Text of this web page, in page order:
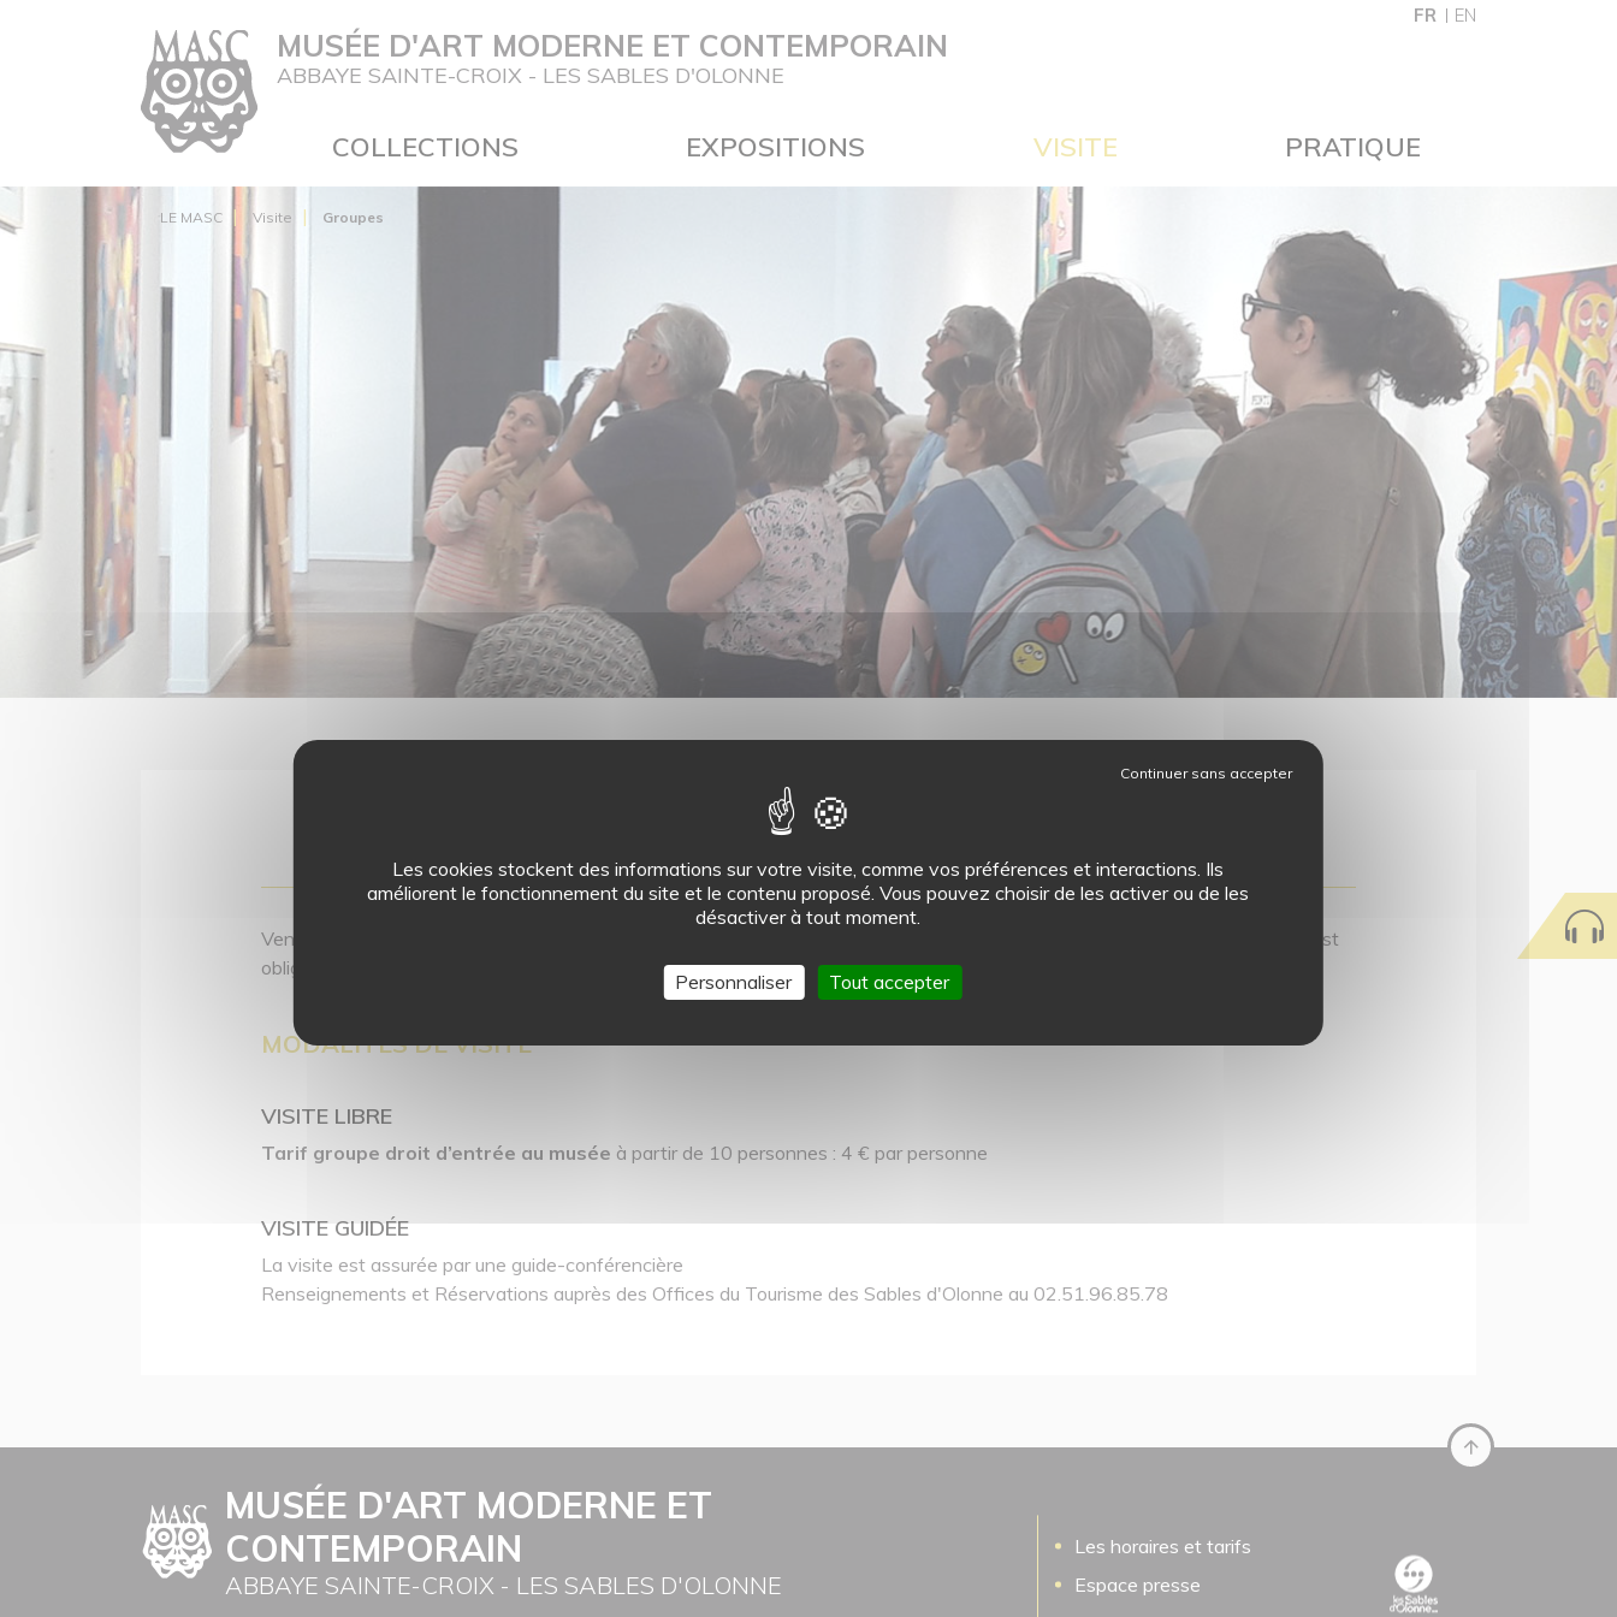
FR EN
MUSÉE D'ART MODERNE ET CONTEMPORAIN
ABBAYE SAINTE-CROIX - LES SABLES D'OLONNE
COLLECTIONS EXPOSITIONS VISITE PRATIQUE
LE MASC Visite Groupes
GROUPES
Venez visiter les collections permanentes du MASC ou/et l’exposition temporaire. Visite libre ou visite guidée, la réservation est
obligatoire auprès du service des publics.
MODALITÉS DE VISITE
VISITE LIBRE
Tarif groupe droit d’entrée au musée à partir de 10 personnes : 4 € par personne
VISITE GUIDÉE
La visite est assurée par une guide-conférencière
Renseignements et Réservations auprès des Offices du Tourisme des Sables d'Olonne au 02.51.96.85.78
MUSÉE D'ART MODERNE ET
CONTEMPORAIN
ABBAYE SAINTE-CROIX - LES SABLES D'OLONNE
Les horaires et tarifs
Espace presse
Les cookies stockent des informations sur votre visite, comme vos préférences et interactions. Ils
améliorent le fonctionnement du site et le contenu proposé. Vous pouvez choisir de les activer ou de les
désactiver à tout moment.
Tout accepter
Personnaliser